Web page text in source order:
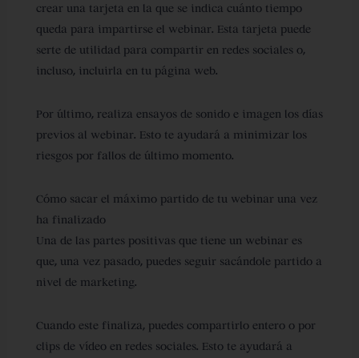
crear una tarjeta en la que se indica cuánto tiempo
queda para impartirse el webinar. Esta tarjeta puede
serte de utilidad para compartir en redes sociales o,
incluso, incluirla en tu página web.
Por último, realiza ensayos de sonido e imagen los días
previos al webinar. Esto te ayudará a minimizar los
riesgos por fallos de último momento.
Cómo sacar el máximo partido de tu webinar una vez
ha finalizado
Una de las partes positivas que tiene un webinar es
que, una vez pasado, puedes seguir sacándole partido a
nivel de marketing.
Cuando este finaliza, puedes compartirlo entero o por
clips de vídeo en redes sociales. Esto te ayudará a